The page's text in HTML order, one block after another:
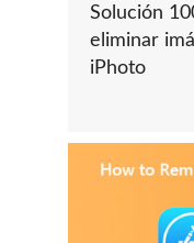
Solución
eliminar
iPhoto